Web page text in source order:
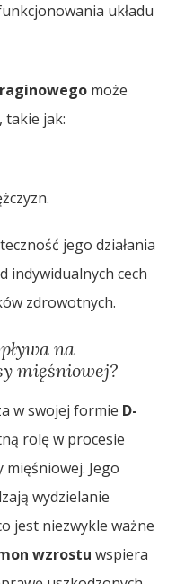
układu
może
takie jak:
jego działania
indywidualnych cech
zdrowotnych.
na
mięśniowej?
w swojej formie D-
rolę w procesie
Jego
wydzielanie
jest niezwykle ważne
wzrostu wspiera